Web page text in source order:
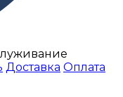
Доставка Оплата